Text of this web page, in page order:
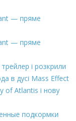
— пряме
— пряме
і розкрили
в дусі Mass Effect
of Atlantis і нову
подкормки